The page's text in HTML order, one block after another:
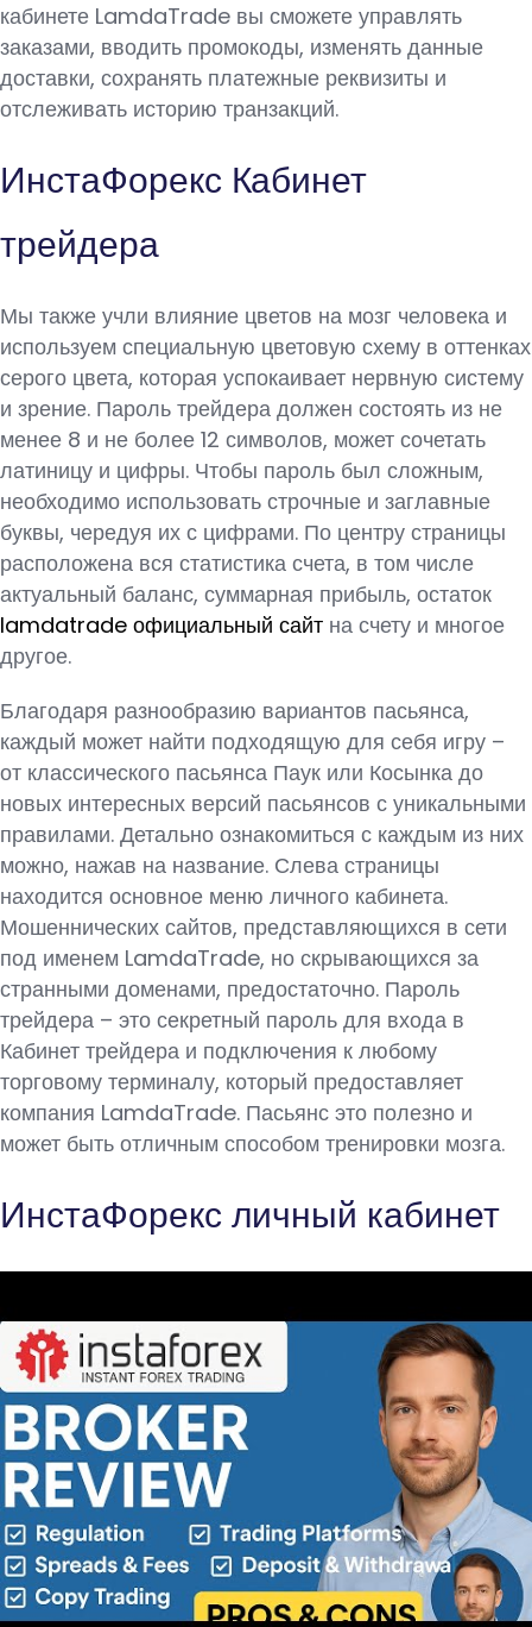
кабинете LamdaTrade вы сможете управлять
заказами, вводить промокоды, изменять данные
доставки, сохранять платежные реквизиты и
отслеживать историю транзакций.
ИнстаФорекс Кабинет
трейдера
Мы также учли влияние цветов на мозг человека и
используем специальную цветовую схему в оттенках
серого цвета, которая успокаивает нервную систему
и зрение. Пароль трейдера должен состоять из не
менее 8 и не более 12 символов, может сочетать
латиницу и цифры. Чтобы пароль был сложным,
необходимо использовать строчные и заглавные
буквы, чередуя их с цифрами. По центру страницы
расположена вся статистика счета, в том числе
актуальный баланс, суммарная прибыль, остаток
lamdatrade официальный сайт на счету и многое
другое.
Благодаря разнообразию вариантов пасьянса,
каждый может найти подходящую для себя игру –
от классического пасьянса Паук или Косынка до
новых интересных версий пасьянсов с уникальными
правилами. Детально ознакомиться с каждым из них
можно, нажав на название. Слева страницы
находится основное меню личного кабинета.
Мошеннических сайтов, представляющихся в сети
под именем LamdaTrade, но скрывающихся за
странными доменами, предостаточно. Пароль
трейдера – это секретный пароль для входа в
Кабинет трейдера и подключения к любому
торговому терминалу, который предоставляет
компания LamdaTrade. Пасьянс это полезно и
может быть отличным способом тренировки мозга.
ИнстаФорекс личный кабинет